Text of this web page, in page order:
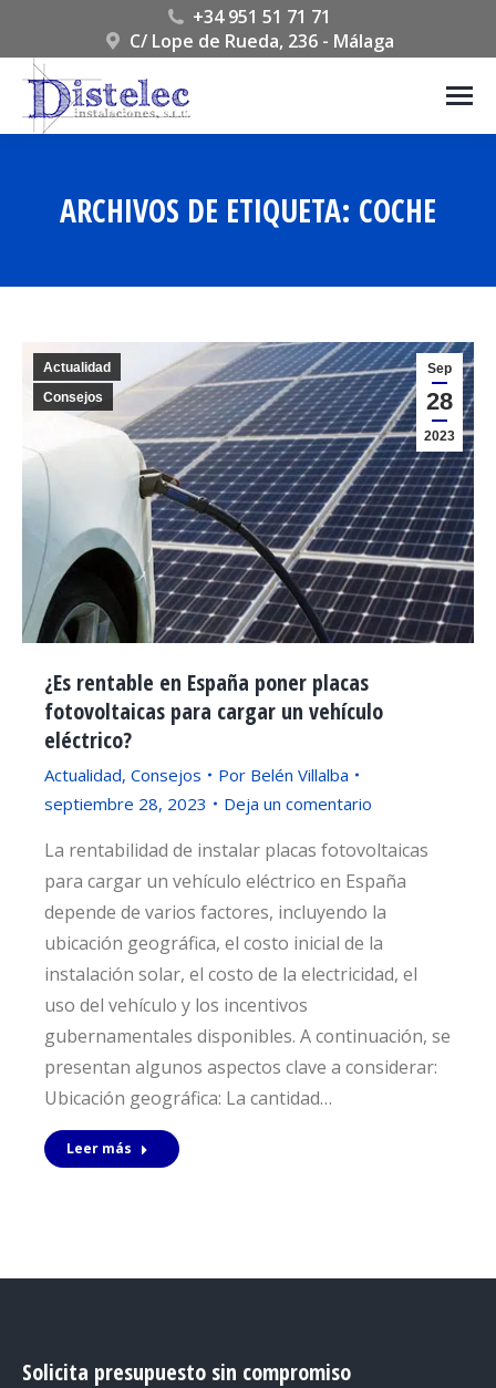
+34 951 51 71 71
C/ Lope de Rueda, 236 - Málaga
ARCHIVOS DE ETIQUETA: COCHE
Sep
28
2023
Actualidad
Consejos
¿Es rentable en España poner placas
fotovoltaicas para cargar un vehículo
eléctrico?
Actualidad, Consejos Por Belén Villalba
septiembre 28, 2023
Deja un comentario
La rentabilidad de instalar placas fotovoltaicas
para cargar un vehículo eléctrico en España
depende de varios factores, incluyendo la
ubicación geográfica, el costo inicial de la
instalación solar, el costo de la electricidad, el
uso del vehículo y los incentivos
gubernamentales disponibles. A continuación, se
presentan algunos aspectos clave a considerar:
Ubicación geográfica: La cantidad…
Leer más
Solicita presupuesto sin compromiso